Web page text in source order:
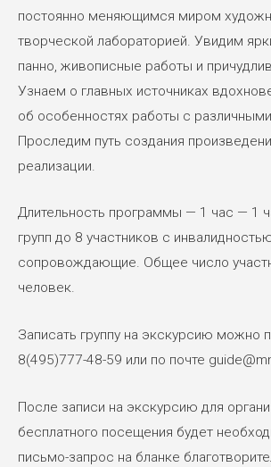
постоянно меняющимся миром
творческой лабораторией. Увидим
панно, живописные работы и
Узнаем о главных источниках
об особенностях работы с
Проследим путь создания
реализации.
Длительность программы — 1 час — 1
групп до 8 участников с
сопровождающие. Общее число
человек.
Записать группу на экскурсию можно
8(495)777-48-59 или по почте
После записи на экскурсию для
бесплатного посещения будет
письмо-запрос на бланке